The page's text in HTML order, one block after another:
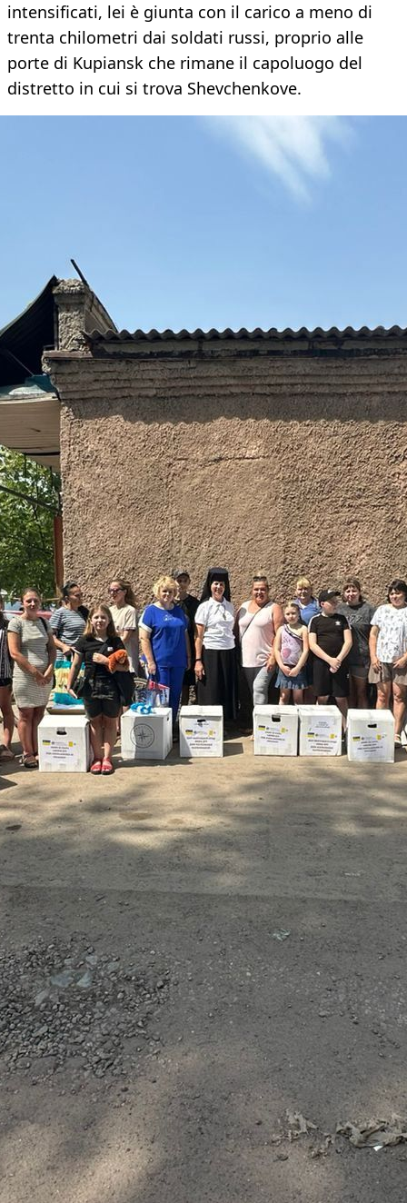
intensificati, lei è giunta con il carico a meno di
trenta chilometri dai soldati russi, proprio alle
porte di Kupiansk che rimane il capoluogo del
distretto in cui si trova Shevchenkove.